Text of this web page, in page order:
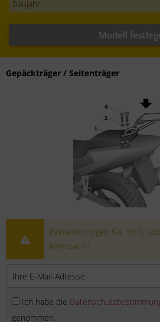
Modell
Gepäckträger / Seitenträger
Benachrichtigen Sie mich,
lieferbar ist.
Ich habe die
genommen.